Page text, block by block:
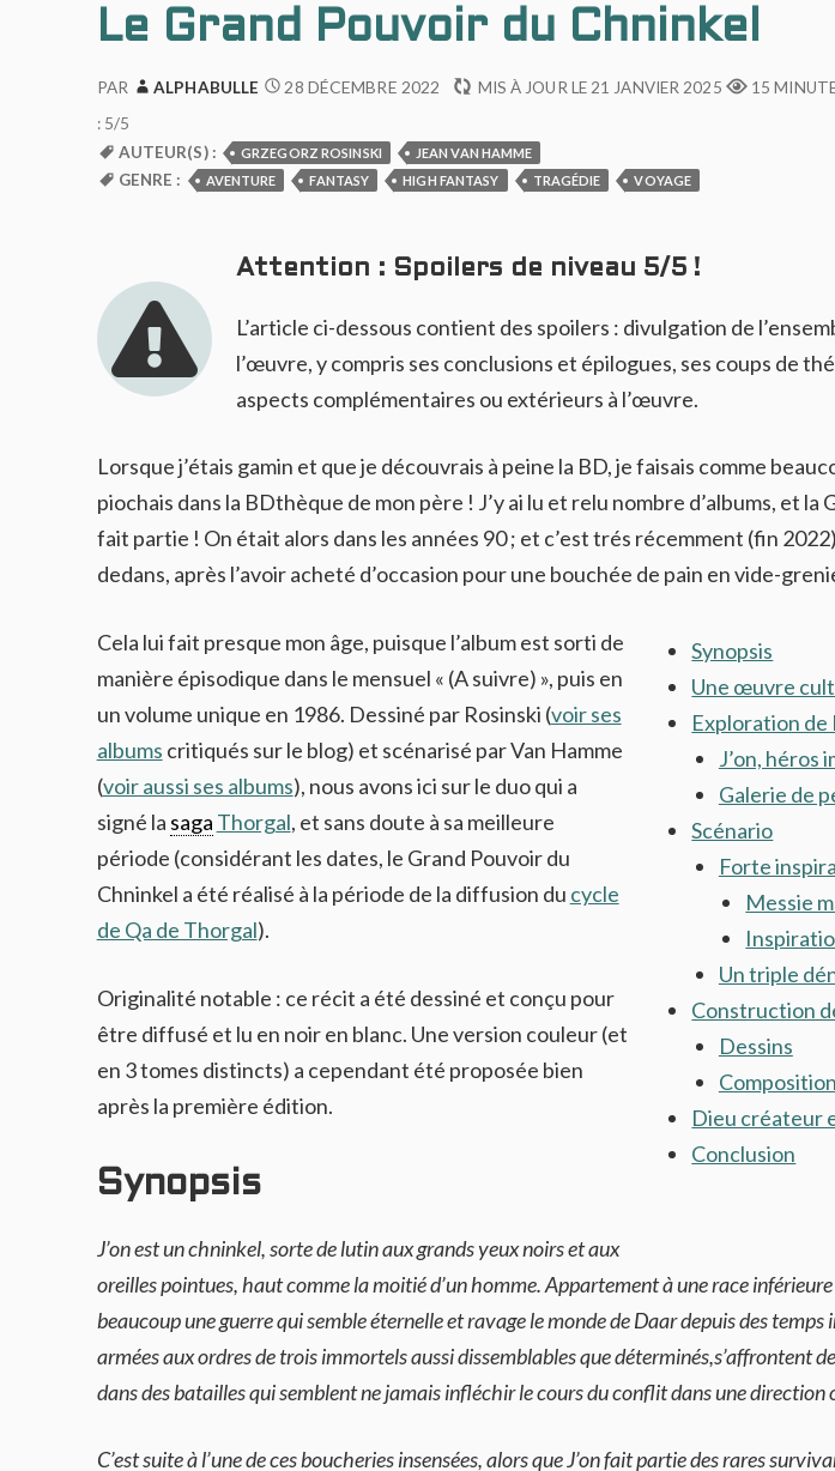
Le Grand Pouvoir du Chninkel
PAR ALPHABULLE 28 DÉCEMBRE 2022 MIS À JOUR LE 21 JANVIER 2025 15
: 5/5
AUTEUR(S) :
GRZEGORZ ROSINSKI JEAN VAN HAMME
GENRE : AVENTURE FANTASY HIGH FANTASY TRAGÉDIE VOYAGE
Attention : Spoilers de niveau 5/5 !
L’article ci-dessous contient des spoilers : divulgation de
l’œuvre, y compris ses conclusions et épilogues, ses coups de
aspects complémentaires ou extérieurs à l’œuvre.
Lorsque j’étais gamin et que je découvrais à peine la BD, je faisais comme
piochais dans la BDthèque de mon père ! J’y ai lu et relu nombre d’albums, et la
fait partie ! On était alors dans les années 90 ; et c’est trés récemment (fin
dedans, après l’avoir acheté d’occasion pour une bouchée de pain en vide-
Synopsis
Une œuvre
Exploration de
J’on, héros
Galerie de
Scénario
Forte
Messie
Un triple
Construction
Dessins
Dieu créateur
Conclusion
Cela lui fait presque mon âge, puisque l’album est sorti de
manière épisodique dans le mensuel « (A suivre) », puis en
un volume unique en 1986. Dessiné par Rosinski (voir ses
albums critiqués sur le blog) et scénarisé par Van Hamme
(voir aussi ses albums), nous avons ici sur le duo qui a
signé la saga Thorgal, et sans doute à sa meilleure
période (considérant les dates, le Grand Pouvoir du
Chninkel a été réalisé à la période de la diffusion du cycle
de Qa de Thorgal).
Originalité notable : ce récit a été dessiné et conçu pour
être diffusé et lu en noir en blanc. Une version couleur (et
en 3 tomes distincts) a cependant été proposée bien
après la première édition.
Synopsis
J’on est un chninkel, sorte de lutin aux grands yeux noirs et aux
oreilles pointues, haut comme la moitié d’un homme. Appartement à une race
beaucoup une guerre qui semble éternelle et ravage le monde de Daar depuis des
armées aux ordres de trois immortels aussi dissemblables que déterminés,s’affrontent
dans des batailles qui semblent ne jamais infléchir le cours du conflit dans une direction
C’est suite à l’une de ces boucheries insensées, alors que J’on fait partie des rares